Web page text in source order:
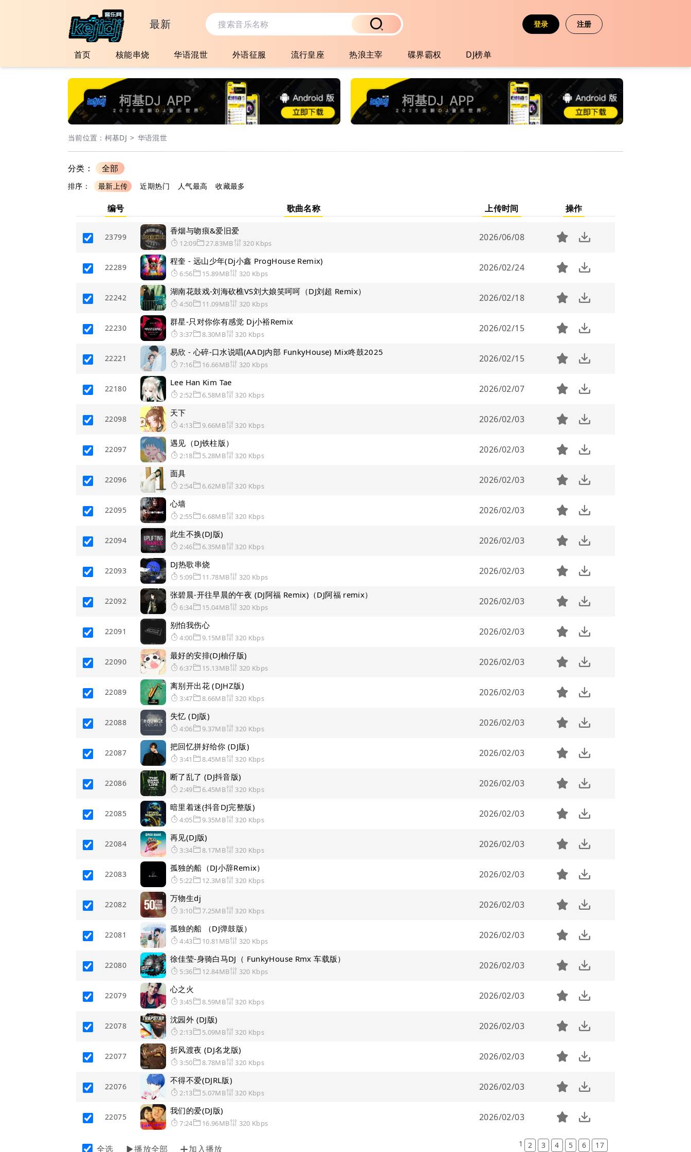
最新 登录 注册
首页 核能串烧 华语混世 外语征服 流行皇座 热浪主宰 碟界霸权 DJ榜单
当前位置： 柯基DJ > 华语混世
分类： 全部
排序： 最新上传 近期热门 人气最高 收藏最多
编号 歌曲名称 上传时间 操作
23799
香烟与吻痕&爱旧爱
12:09 27.83MB 320 Kbps
2026/06/08
22289
程奎 - 远山少年(Dj小鑫 ProgHouse Remix)
6:56 15.89MB 320 Kbps
2026/02/24
22242
湖南花鼓戏-刘海砍樵VS刘大娘笑呵呵（DJ刘超 Remix）
4:50 11.09MB 320 Kbps
2026/02/18
22230
群星-只对你你有感觉 Dj小裕Remix
3:37 8.30MB 320 Kbps
2026/02/15
22221
易欣 - 心碎-口水说唱(AADJ内部 FunkyHouse) Mix咚鼓2025
7:16 16.66MB 320 Kbps
2026/02/15
22180
Lee Han Kim Tae
2:52 6.58MB 320 Kbps
2026/02/07
22098
天下
4:13 9.66MB 320 Kbps
2026/02/03
22097
遇见（DJ铁柱版）
2:18 5.28MB 320 Kbps
2026/02/03
22096
面具
2:54 6.62MB 320 Kbps
2026/02/03
22095
心墙
2:55 6.68MB 320 Kbps
2026/02/03
22094
此生不换(DJ版)
2:46 6.35MB 320 Kbps
2026/02/03
22093
DJ热歌串烧
5:09 11.78MB 320 Kbps
2026/02/03
22092
张碧晨-开往早晨的午夜 (DJ阿福 Remix)（DJ阿福 remix）
6:34 15.04MB 320 Kbps
2026/02/03
22091
别怕我伤心
4:00 9.15MB 320 Kbps
2026/02/03
22090
最好的安排(DJ柚仔版)
6:37 15.13MB 320 Kbps
2026/02/03
22089
离别开出花 (DJHZ版)
3:47 8.66MB 320 Kbps
2026/02/03
22088
失忆 (DJ版)
4:06 9.37MB 320 Kbps
2026/02/03
22087
把回忆拼好给你 (DJ版)
3:41 8.45MB 320 Kbps
2026/02/03
22086
断了乱了 (DJ抖音版)
2:49 6.45MB 320 Kbps
2026/02/03
22085
暗里着迷(抖音DJ完整版)
4:05 9.35MB 320 Kbps
2026/02/03
22084
再见(DJ版)
3:34 8.17MB 320 Kbps
2026/02/03
22083
孤独的船（DJ小辞Remix）
5:22 12.3MB 320 Kbps
2026/02/03
22082
万物生dj
3:10 7.25MB 320 Kbps
2026/02/03
22081
孤独的船 （DJ弹鼓版）
4:43 10.81MB 320 Kbps
2026/02/03
22080
徐佳莹-身骑白马DJ（ FunkyHouse Rmx 车载版）
5:36 12.84MB 320 Kbps
2026/02/03
22079
心之火
3:45 8.59MB 320 Kbps
2026/02/03
22078
沈园外 (DJ版)
2:13 5.09MB 320 Kbps
2026/02/03
22077
折风渡夜 (DJ名龙版)
3:50 8.78MB 320 Kbps
2026/02/03
22076
不得不爱(DJRL版)
2:13 5.07MB 320 Kbps
2026/02/03
22075
我们的爱(DJ版)
7:24 16.96MB 320 Kbps
2026/02/03
全选 播放全部 加入播放 1 2 3 4 5 6 17